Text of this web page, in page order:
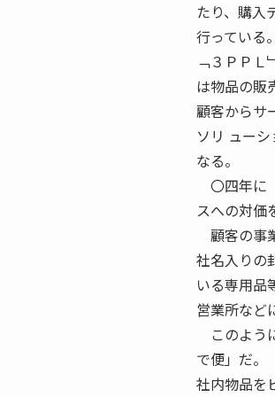
たり、購入
行っている。
﹁３ＰＰ
は物品の販
顧客からサ
ソリ ュー
なる。
〇四年に
スへの対価
顧客の事
社名入りの
いる専用品
営業所など
このよう
で便」だ。
社内物品を